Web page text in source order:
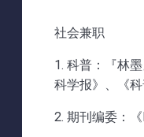
社会兼职
1. 科普：『林
科学报》、《
2. 期刊编委：